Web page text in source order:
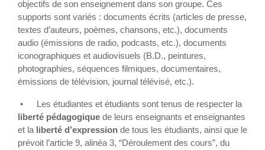
objectifs de son enseignement dans son groupe. Ces
supports sont variés : documents écrits (articles de presse,
textes d’auteurs, poèmes, chansons, etc.), documents
audio (émissions de radio, podcasts, etc.), documents
iconographiques et audiovisuels (B.D., peintures,
photographies, séquences filmiques, documentaires,
émissions de télévision, journal télévisé, etc.).
•
Les étudiantes et étudiants sont tenus de respecter la
liberté pédagogique de leurs enseignants et enseignantes
et la liberté d’expression de tous les étudiants, ainsi que le
prévoit l’article 9, alinéa 3, “Déroulement des cours”, du